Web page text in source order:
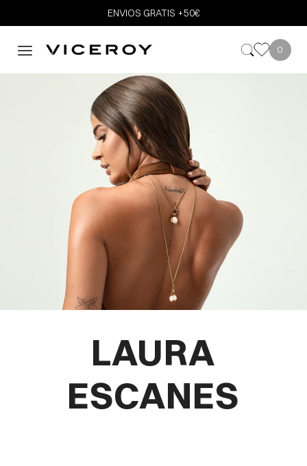
ENVIOS GRATIS +50€
0
LAURA
ESCANES